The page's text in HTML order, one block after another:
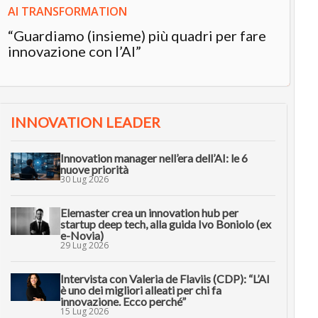
AI TRANSFORMATION
“Guardiamo (insieme) più quadri per fare
innovazione con l’AI”
INNOVATION LEADER
Innovation manager nell’era dell’AI: le 6
nuove priorità
30 Lug 2026
Elemaster crea un innovation hub per
startup deep tech, alla guida Ivo Boniolo (ex
e-Novia)
29 Lug 2026
Intervista con Valeria de Flaviis (CDP): “L’AI
è uno dei migliori alleati per chi fa
innovazione. Ecco perché”
15 Lug 2026